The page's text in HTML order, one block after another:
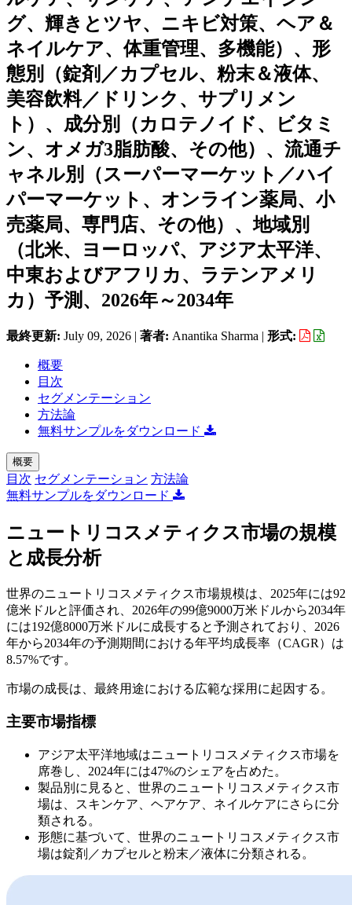
グ、輝きとツヤ、ニキビ対策、ヘア＆
ネイルケア、体重管理、多機能）、形
態別（錠剤／カプセル、粉末＆液体、
美容飲料／ドリンク、サプリメン
ト）、成分別（カロテノイド、ビタミ
ン、オメガ3脂肪酸、その他）、流通チ
ャネル別（スーパーマーケット／ハイ
パーマーケット、オンライン薬局、小
売薬局、専門店、その他）、地域別
（北米、ヨーロッパ、アジア太平洋、
中東およびアフリカ、ラテンアメリ
カ）予測、2026年～2034年
最終更新: July 09, 2026 | 著者: Anantika Sharma | 形式:
概要
目次
セグメンテーション
方法論
無料サンプルをダウンロード
概要
目次 セグメンテーション 方法論
無料サンプルをダウンロード
ニュートリコスメティクス市場の規模
と成長分析
世界のニュートリコスメティクス市場規模は、2025年には92
億米ドルと評価され、2026年の99億9000万米ドルから2034年
には192億8000万米ドルに成長すると予測されており、2026
年から2034年の予測期間における年平均成長率（CAGR）は
8.57%です。
市場の成長は、最終用途における広範な採用に起因する。
主要市場指標
アジア太平洋地域はニュートリコスメティクス市場を
席巻し、2024年には47%のシェアを占めた。
製品別に見ると、世界のニュートリコスメティクス市
場は、スキンケア、ヘアケア、ネイルケアにさらに分
類される。
形態に基づいて、世界のニュートリコスメティクス市
場は錠剤／カプセルと粉末／液体に分類される。